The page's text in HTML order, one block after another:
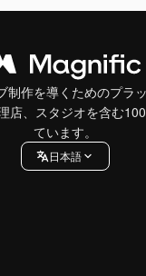
制作を導くためのプラ
店、スタジオを含む
ています。
日本語